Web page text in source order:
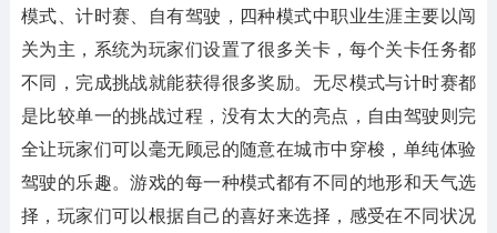
模式、计时赛、自有驾驶，四种模式中职业生涯主要以闯
关为主，系统为玩家们设置了很多关卡，每个关卡任务都
不同，完成挑战就能获得很多奖励。无尽模式与计时赛都
是比较单一的挑战过程，没有太大的亮点，自由驾驶则完
全让玩家们可以毫无顾忌的随意在城市中穿梭，单纯体验
驾驶的乐趣。游戏的每一种模式都有不同的地形和天气选
择，玩家们可以根据自己的喜好来选择，感受在不同状况